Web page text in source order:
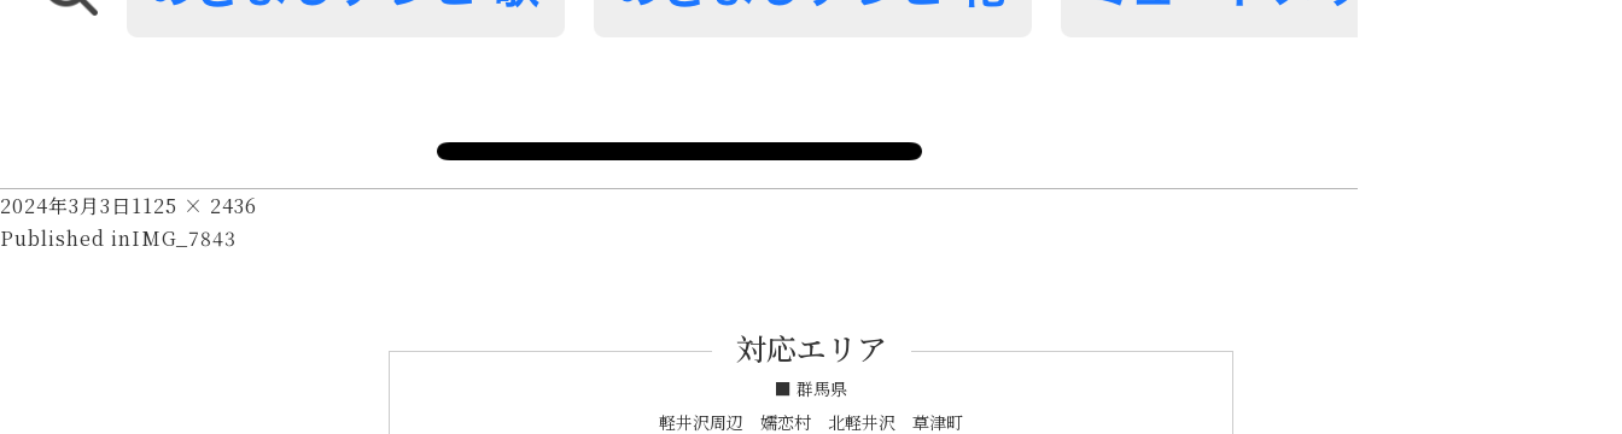
Posted
on
2024年3月3日Full
size
1125 × 2436
投
Published inIMG_7843
対応エリア
■ 群馬県
軽井沢周辺 嬬恋村 北軽井沢 草津町